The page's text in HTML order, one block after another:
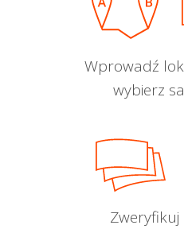
Wprowadź
wybierz
Zweryfikuj